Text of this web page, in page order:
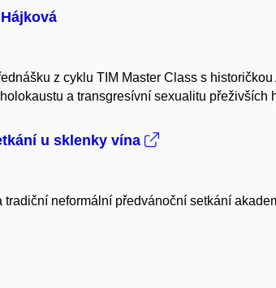
z cyklu TIM Master Class s
a transgresívní sexualitu přeživších
u sklenky vína
tradiční neformální předvánoční setkání